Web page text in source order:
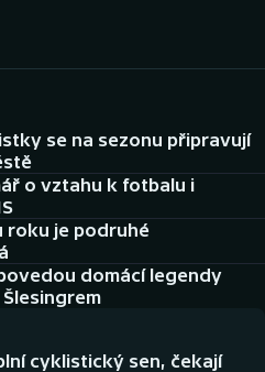
se na sezonu připravují
o vztahu k fotbalu i
roku je podruhé
domácí legendy
cyklistický sen, čekají